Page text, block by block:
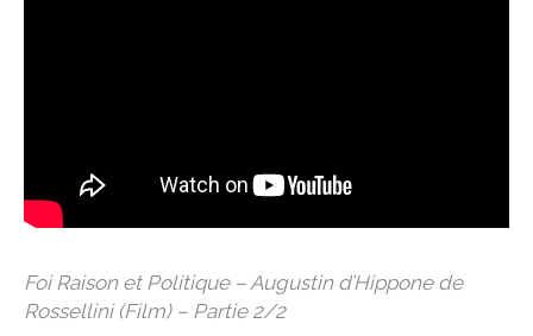
Foi Raison et Politique – Augustin d’Hippone de
Rossellini (Film) – Partie 2/2